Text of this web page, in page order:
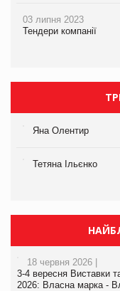
03 липня 2023
Тендери компанії
Яна Олентир
Тетяна Ільєнко
18 червня 2026 |
3-4 вересня Виставки
2026: Власна марка -